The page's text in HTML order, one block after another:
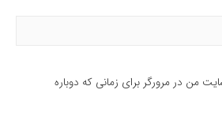
من در مرورگر برای زمانی که دوباره